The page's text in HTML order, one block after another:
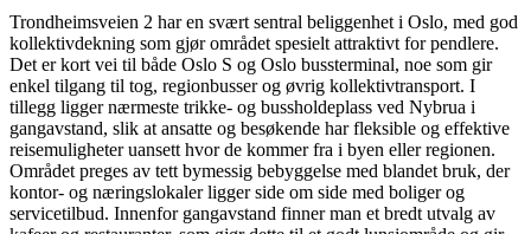
Trondheimsveien 2 har en svært sentral beliggenhet i Oslo, med god
kollektivdekning som gjør området spesielt attraktivt for pendlere.
Det er kort vei til både Oslo S og Oslo bussterminal, noe som gir
enkel tilgang til tog, regionbusser og øvrig kollektivtransport. I
tillegg ligger nærmeste trikke- og bussholdeplass ved Nybrua i
gangavstand, slik at ansatte og besøkende har fleksible og effektive
reisemuligheter uansett hvor de kommer fra i byen eller regionen.
Området preges av tett bymessig bebyggelse med blandet bruk, der
kontor- og næringslokaler ligger side om side med boliger og
servicetilbud. Innenfor gangavstand finner man et bredt utvalg av